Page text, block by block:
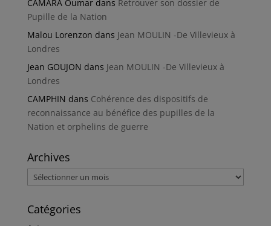
CAMARA Oumardans Retrouver son dossier de
Pupille de la Nation
Malou Lorenzon dans Jean MOULIN -De Villevieux à
Londres
Jean GOUJON dans Jean MOULIN -De Villevieux à
Londres
CAMPHIN dans Cohérence des dispositifs de
reconnaissance au bénéfice des pupilles de la
Nation et orphelins de guerre
Archives
Archives
Catégories